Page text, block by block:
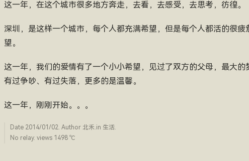
这一年，在这个城市很多地方奔走，去看，去感受，去思考，彷徨。
深圳，是这样一个城市，每个人都充满希望，但是每个人都活的很
望。
这一年，我们的爱情有了一个小小希望，见过了双方的父母，最大的
有过争吵、有过失落，更多的是温馨。
这一年，刚刚开始。。。
Date 2014/01/02. Author 北禾.in 生活.
No relay. views 1498 ­℃